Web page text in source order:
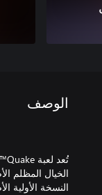
الوصف
الخيال المظلم